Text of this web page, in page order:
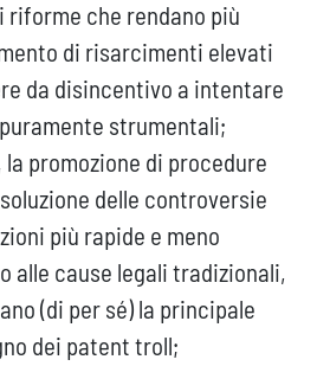
riforme che rendano più
di risarcimenti elevati
da disincentivo a intentare
strumentali;
promozione di procedure
delle controversie
più rapide e meno
alle cause legali tradizionali,
(di per sé) la principale
dei patent troll;